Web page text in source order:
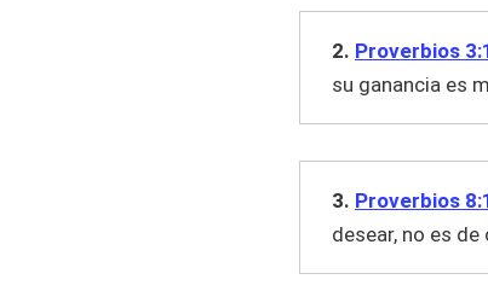
2. Proverbios
su ganancia es
3. Proverbios
desear, no es